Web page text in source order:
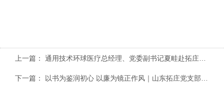
上一篇： 通用技术环球医疗总经理、党委副书记夏畦赴拓庄医疗调研指导
下一篇： 以书为鉴润初心 以廉为镜正作风｜山东拓庄党支部廉洁读书角正式启用